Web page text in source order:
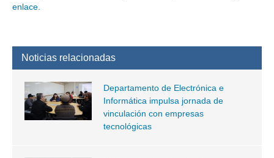
enlace.
Noticias relacionadas
Departamento de Electrónica e
Informática impulsa jornada de
vinculación con empresas
tecnológicas